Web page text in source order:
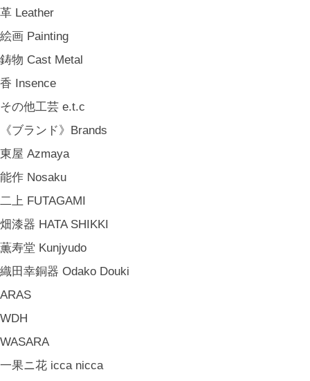
革 Leather
絵画 Painting
鋳物 Cast Metal
香 Insence
その他工芸 e.t.c
《ブランド》Brands
東屋 Azmaya
能作 Nosaku
二上 FUTAGAMI
畑漆器 HATA SHIKKI
薫寿堂 Kunjyudo
織田幸銅器 Odako Douki
ARAS
WDH
WASARA
一果ニ花 icca nicca
山岸紗綾 Saya Yamagishi
大清水裕史 Hiroshi Ohizumi
絵本 Children's Books
MONSTER